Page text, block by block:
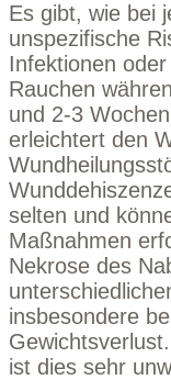
Es gibt, wie bei
unspezifische
Infektionen
Rauchen
und 2-3
erleichtert den
selten und
Maßnahmen
Nekrose des
insbesondere
ist dies sehr